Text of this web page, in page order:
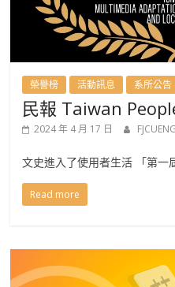
榮譽榜 活動訊息 系所公告
民報 Taiwan
2024 年 4 月 17 日
文史進入了使用者生活 「第一
Read more